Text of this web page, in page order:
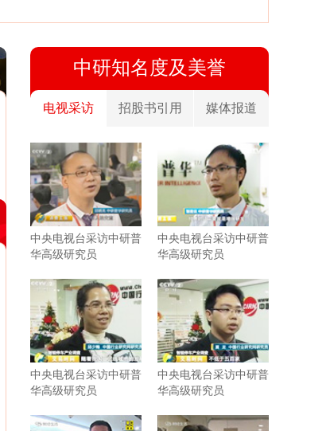
资振兴公社上海代表处
普华持续不断地进行着行业研
贵司研究报告结构紧凑，内容
力度强，为我司企业发展和战
际性的帮助。相信有很多企业
行业分析公司协助和支持。尤
中铁二局集团有限公司
近期从贵司购买的海
市场分析客观全面，
鲜明，对于我司的项
外，贵公司大客户经
出的认真负责的服务
中研知名度及美誉
电视采访 招股书引用 媒体报道
中央电视台采访中研普
华高级研究员
中央电视台采访中研普
华高级研究员
中央电视台采访中研普
华高级研究员
中央电视台采访中研普
华高级研究员